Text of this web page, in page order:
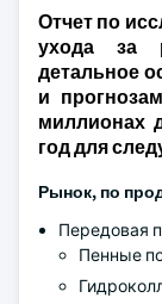
Отчет по
ухода за
детальное
и
миллионах
год для
Рынок, по
Передовая
Пенные